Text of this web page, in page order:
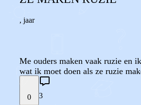
, jaar
Me ouders maken vaak ruzie en
wat ik moet doen als ze ruzie
0 3